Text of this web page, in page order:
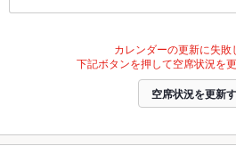
カレンダーの更新に失敗
下記ボタンを押して空席状況を
空席状況を更新